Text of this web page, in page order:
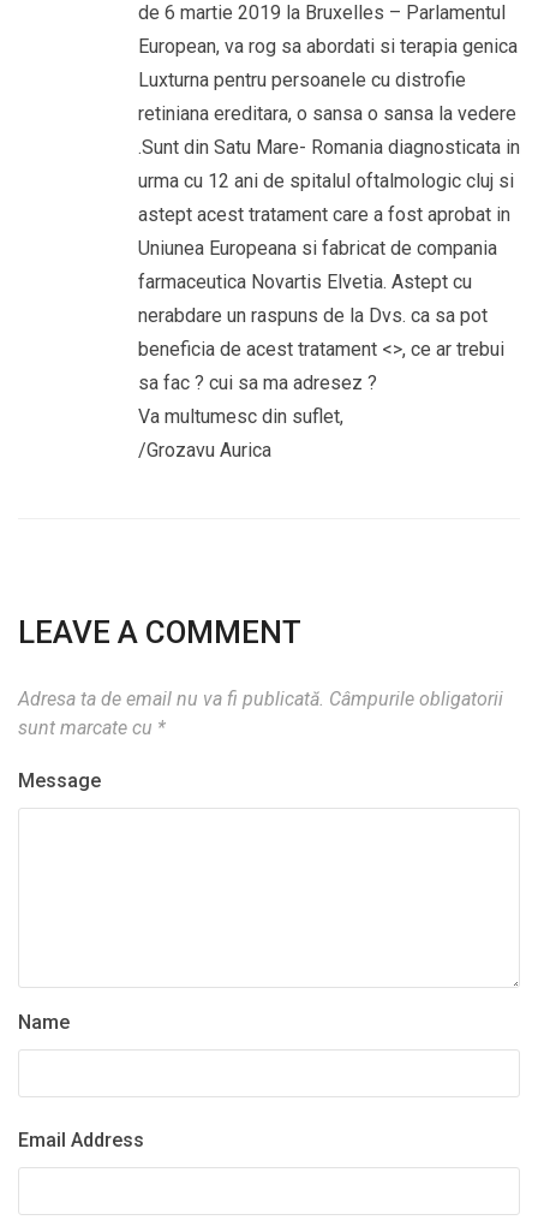
de 6 martie 2019 la Bruxelles – Parlamentul
European, va rog sa abordati si terapia genica
Luxturna pentru persoanele cu distrofie
retiniana ereditara, o sansa o sansa la vedere
.Sunt din Satu Mare- Romania diagnosticata in
urma cu 12 ani de spitalul oftalmologic cluj si
astept acest tratament care a fost aprobat in
Uniunea Europeana si fabricat de compania
farmaceutica Novartis Elvetia. Astept cu
nerabdare un raspuns de la Dvs. ca sa pot
beneficia de acest tratament <>, ce ar trebui
sa fac ? cui sa ma adresez ?
Va multumesc din suflet,
/Grozavu Aurica
LEAVE A COMMENT
Adresa ta de email nu va fi publicată. Câmpurile obligatorii
sunt marcate cu *
Message
Name
Email Address